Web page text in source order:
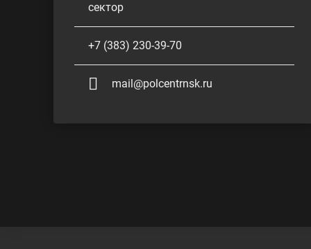
сектор
+7 (383) 230-39-70
mail@polcentrnsk.ru